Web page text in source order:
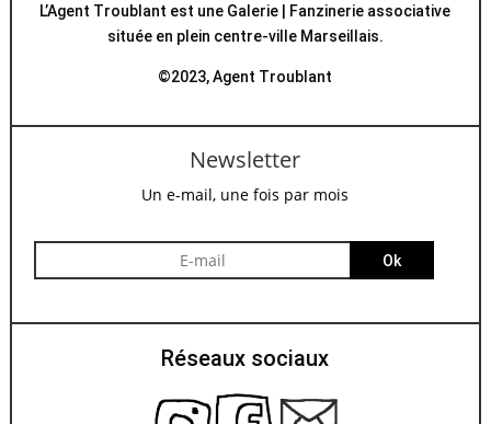
L’Agent Troublant est une Galerie | Fanzinerie associative
située en plein centre-ville Marseillais.
©2023, Agent Troublant
Newsletter
Un e-mail, une fois par mois
Ok
Réseaux sociaux